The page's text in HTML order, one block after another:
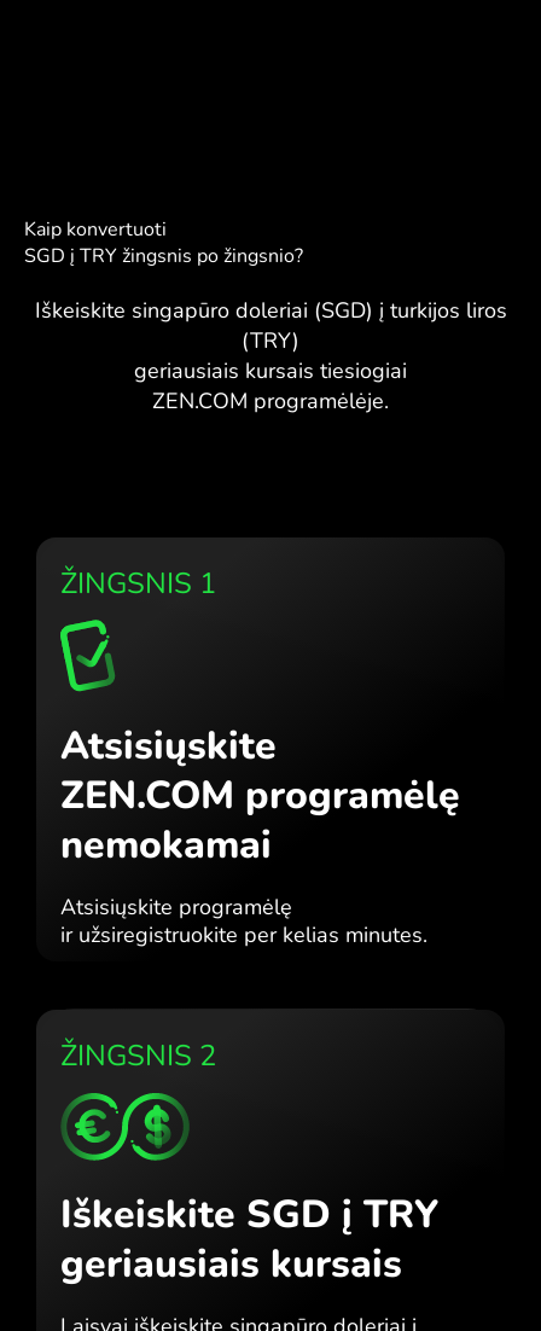
Kaip konvertuoti
SGD į TRY žingsnis po žingsnio?
Iškeiskite singapūro doleriai (SGD) į turkijos liros
(TRY)
geriausiais kursais tiesiogiai
ZEN.COM programėlėje.
ŽINGSNIS 1
Atsisiųskite
ZEN.COM programėlę
nemokamai
Atsisiųskite programėlę
ir užsiregistruokite per kelias minutes.
ŽINGSNIS 2
Iškeiskite SGD į TRY
geriausiais kursais